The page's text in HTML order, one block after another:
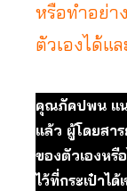
หรือทำอย่า
ตัวเองได้แ
คุณภัคปพน แ
แล้ว ผู้โดยสา
ของตัวเองหรื
ไว้ที่กระเป๋าไ